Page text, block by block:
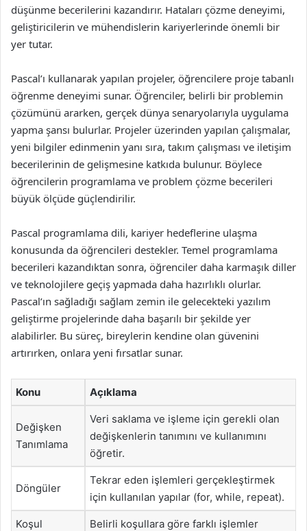
düşünme becerilerini kazandırır. Hataları çözme deneyimi,
geliştiricilerin ve mühendislerin kariyerlerinde önemli bir
yer tutar.
Pascal’ı kullanarak yapılan projeler, öğrencilere proje tabanlı
öğrenme deneyimi sunar. Öğrenciler, belirli bir problemin
çözümünü ararken, gerçek dünya senaryolarıyla uygulama
yapma şansı bulurlar. Projeler üzerinden yapılan çalışmalar,
yeni bilgiler edinmenin yanı sıra, takım çalışması ve iletişim
becerilerinin de gelişmesine katkıda bulunur. Böylece
öğrencilerin programlama ve problem çözme becerileri
büyük ölçüde güçlendirilir.
Pascal programlama dili, kariyer hedeflerine ulaşma
konusunda da öğrencileri destekler. Temel programlama
becerileri kazandıktan sonra, öğrenciler daha karmaşık diller
ve teknolojilere geçiş yapmada daha hazırlıklı olurlar.
Pascal’ın sağladığı sağlam zemin ile gelecekteki yazılım
geliştirme projelerinde daha başarılı bir şekilde yer
alabilirler. Bu süreç, bireylerin kendine olan güvenini
artırırken, onlara yeni fırsatlar sunar.
Konu Açıklama
Değişken
Tanımlama
Veri saklama ve işleme için gerekli olan
değişkenlerin tanımını ve kullanımını
öğretir.
Döngüler
Tekrar eden işlemleri gerçekleştirmek
için kullanılan yapılar (for, while, repeat).
Koşul
Belirli koşullara göre farklı işlemler